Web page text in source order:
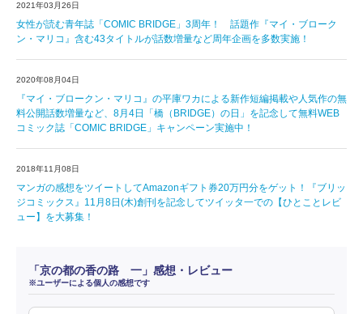
2021年03月26日
女性が読む青年誌「COMIC BRIDGE」3周年！ 話題作『マイ・ブローク
ン・マリコ』含む43タイトルが話数増量など周年企画を多数実施！
2020年08月04日
『マイ・ブロークン・マリコ』の平庫ワカによる新作短編掲載や人気作の無
料公開話数増量など、8月4日「橋（BRIDGE）の日」を記念して無料WEB
コミック誌「COMIC BRIDGE」キャンペーン実施中！
2018年11月08日
マンガの感想をツイートしてAmazonギフト券20万円分をゲット！『ブリッ
ジコミックス』11月8日(木)創刊を記念してツイッタ一での【ひとことレビ
ュー】を大募集！
「京の都の香の路 一」感想・レビュー
※ユーザーによる個人の感想です